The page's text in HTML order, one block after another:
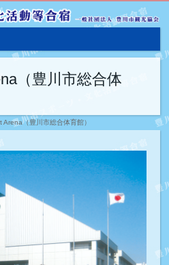
（豊川市総合体
Arena（豊川市総合体育館）